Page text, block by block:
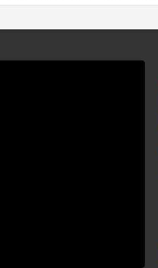
de forêt. Mais qu'est-ce que la tramontane ?
à nord-ouest, dans un secteur qui part du
monts, en allusion aux régions montagneuses